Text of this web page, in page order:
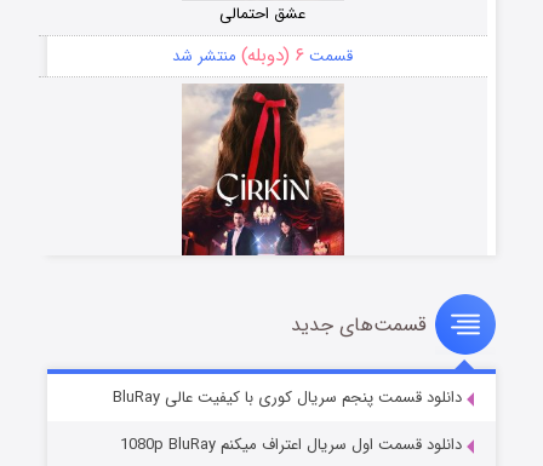
عشق احتمالی
قسمت ۶ (دوبله) منتشر شد
سریال زشت
قسمت۵ (زیرنویس) منتشر شد
قسمت‌های جدید
دانلود قسمت پنجم سریال کوری با کیفیت عالی BluRay
دانلود قسمت اول سریال اعتراف میکنم 1080p BluRay